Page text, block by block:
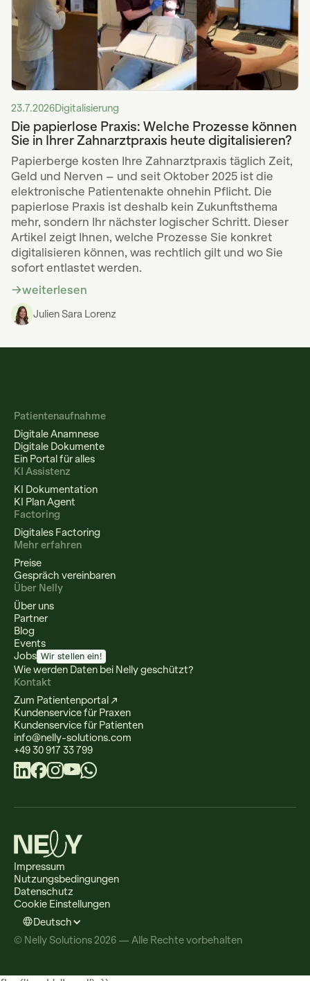
23.7.2026Digitalisierung
Die papierlose Praxis: Welche Prozesse können
Sie in Ihrer Zahnarztpraxis heute digitalisieren?
Papierberge kosten Ihre Zahnarztpraxis täglich Zeit,
Geld und Nerven – und seit Oktober 2025 ist die
elektronische Patientenakte ohnehin Pflicht. Die
papierlose Praxis ist deshalb kein Zukunftsthema
mehr, sondern Ihr nächster logischer Schritt. Dieser
Artikel zeigt Ihnen, welche Prozesse Sie konkret
digitalisieren können, was rechtlich gilt und wo Sie
sofort entlastet werden.
weiterlesen
Julien Sara Lorenz
Patientenaufnahme
Digitale Anamnese
Digitale Dokumente
Ein Portal für alles
KI Assistenz
KI Dokumentation
KI Plan Agent
Factoring
Digitales Factoring
Mehr erfahren
Preise
Gespräch vereinbaren
Über Nelly
Über uns
Partner
Blog
Events
Jobs Wir stellen ein!
Wie werden Daten bei Nelly geschützt?
Kontakt
Zum Patientenportal ↗
Kundenservice für Praxen
Kundenservice für Patienten
info@nelly-solutions.com
+49 30 917 33 799
Impressum
Nutzungsbedingungen
Datenschutz
Cookie Einstellungen
Deutsch
© Nelly Solutions 2026 — Alle Rechte vorbehalten